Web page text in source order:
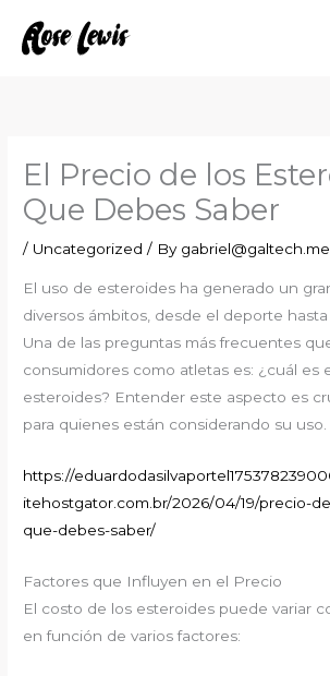
El Precio de los
Que Debes Saber
/ Uncategorized / By gabriel@galtech.me
El uso de esteroides ha generado un
diversos ámbitos, desde el deporte hasta
Una de las preguntas más frecuentes
consumidores como atletas es: ¿cuál es
esteroides? Entender este aspecto es
para quienes están considerando su uso.
https://
itehostgator.com.br/2026/04/19/precio-
que-debes-saber/
Factores que Influyen en el Precio
El costo de los esteroides puede variar
en función de varios factores: